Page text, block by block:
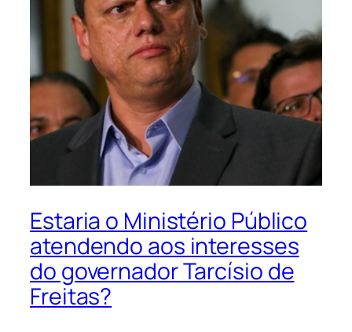
Estaria o Ministério Público
atendendo aos interesses
do governador Tarcísio de
Freitas?